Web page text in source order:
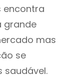
encontra
grande
mas
se
saudável.